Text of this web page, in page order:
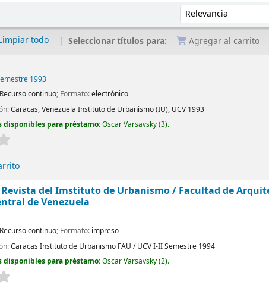
Ordenar por:
todo Seleccionar títulos para: Agregar al carrito
1993
Recurso continuo; Formato:electrónico
Caracas, Venezuela Instituto de Urbanismo (IU), UCV 1993
disponibles para préstamo:Oscar Varsavsky(3).
Revista del Imstituto de Urbanismo / Facultad de
de Venezuela
Recurso continuo; Formato: impreso
Caracas Instituto de Urbanismo FAU / UCVI-II Semestre 1994
disponibles para préstamo:Oscar Varsavsky(2).